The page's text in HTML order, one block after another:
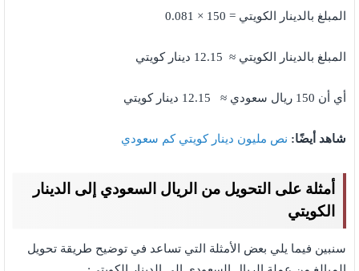
المبلغ بالدينار الكويتي = 150 × 0.081
المبلغ بالدينار الكويتي ≈ 12.15 دينار كويتي
أي أن 150 ريال سعودي ≈ 12.15 دينار كويتي
شاهد أيضًا: نص مليون دينار كويتي كم سعودي
أمثلة على التحويل من الريال السعودي إلى الدينار
الكويتي
سنبين فيما يلي بعض الأمثلة التي تساعد في توضيح طريقة تحويل